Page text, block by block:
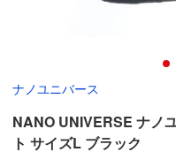
ナノユニバース
NANO UNIVERSE ナノ
ト サイズL ブラック